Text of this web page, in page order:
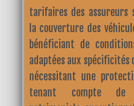
tarifaires des assureurs
la couverture des
bénéficiant de
adaptées aux spécificités
nécessitant une
tenant compte